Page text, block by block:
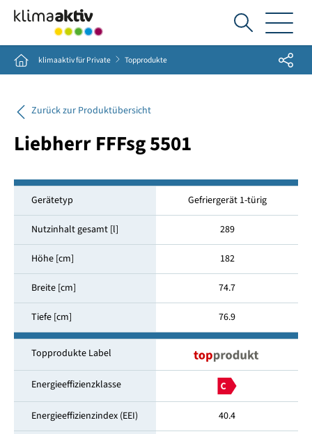
Ich
suche...
Home klimaaktiv für Private Topprodukte Share
Zurück zur Produktübersicht
Liebherr FFFsg 5501
Gerätetyp Gefriergerät 1-türig
Nutzinhalt gesamt [l] 289
Höhe [cm] 182
Breite [cm] 74.7
Tiefe [cm] 76.9
Topprodukte Label
Energieeffizienzklasse
Energieeffizienzindex (EEI) 40.4